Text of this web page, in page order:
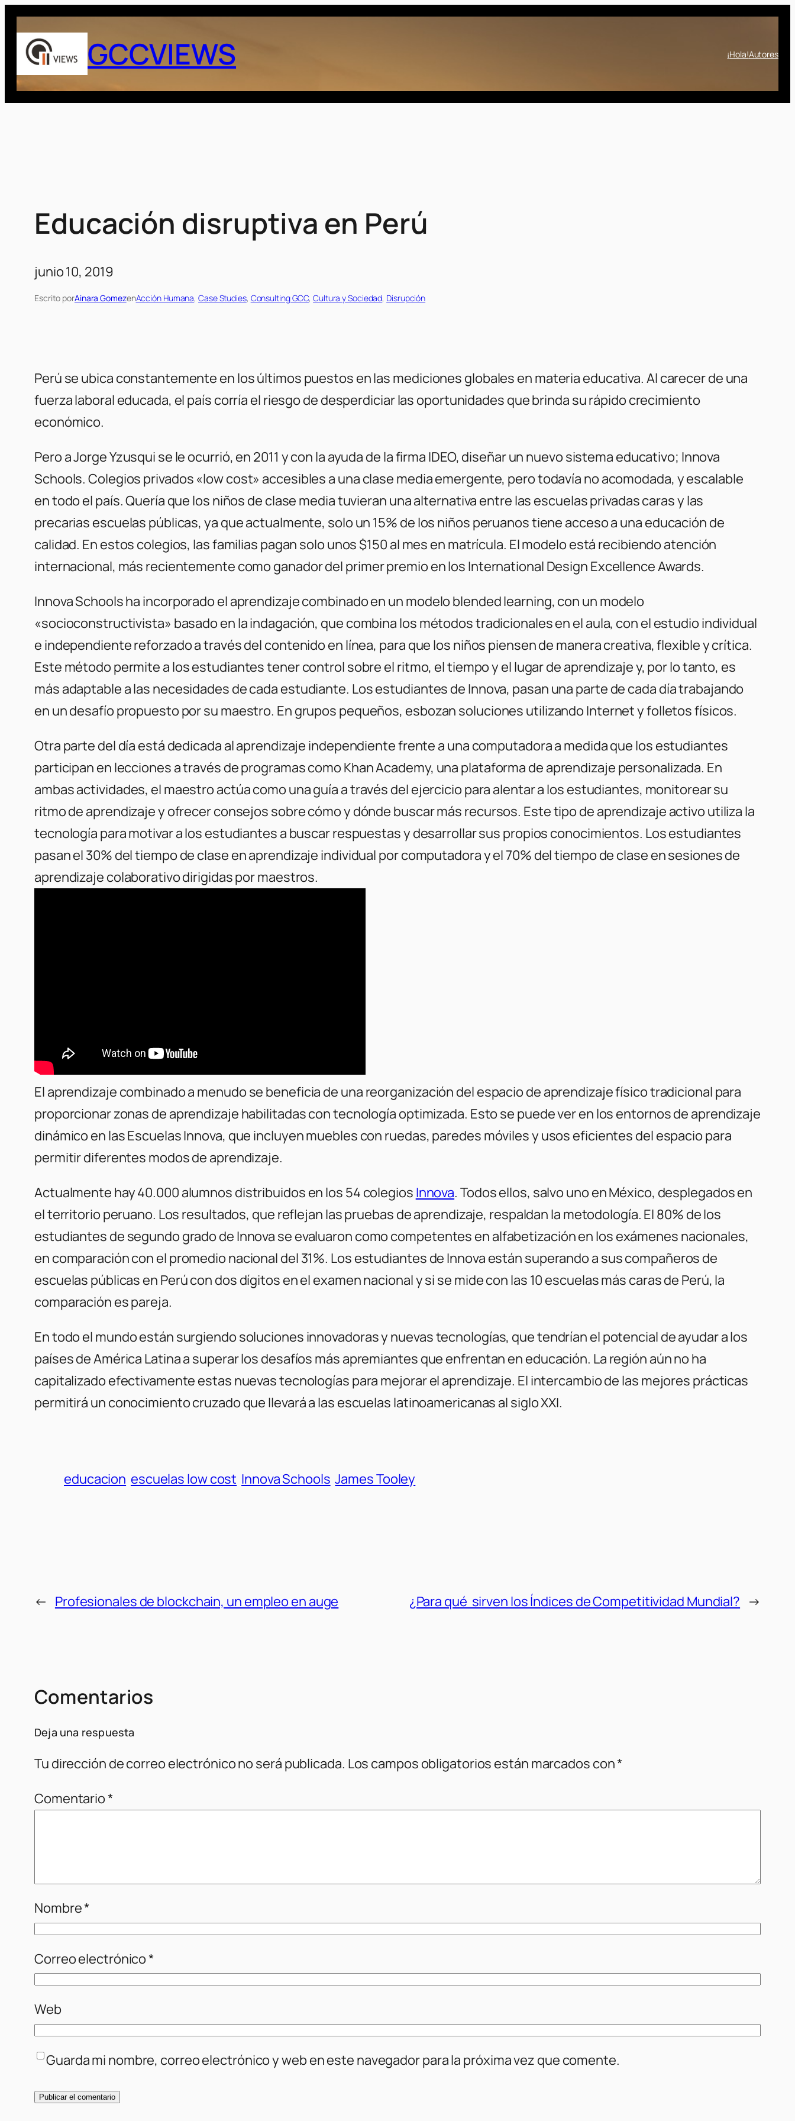
Saltar
contenido
GCCVIEWS ¡Hola!Autores
Educación disruptiva en Perú
junio 10, 2019
Escrito porAinara GomezenAcción Humana, Case Studies, Consulting GCC, Cultura y Sociedad, Disrupción
Perú se ubica constantemente en los últimos puestos en las mediciones globales en materia educativa. Al carecer de una
fuerza laboral educada, el país corría el riesgo de desperdiciar las oportunidades que brinda su rápido crecimiento
económico.
Pero a Jorge Yzusqui se le ocurrió, en 2011 y con la ayuda de la firma IDEO, diseñar un nuevo sistema educativo; Innova
Schools.Colegios privados «low cost» accesibles a una clase media emergente, pero todavía no acomodada, y escalable
en todo el país. Quería que los niños de clase media tuvieran una alternativa entre las escuelas privadas caras y las
precarias escuelas públicas, ya que actualmente, solo un 15% de los niños peruanos tiene acceso a una educación de
calidad. En estos colegios, las familias pagan solo unos $150 al mes en matrícula. El modelo está recibiendo atención
internacional, más recientemente como ganador del primer premio en los International Design Excellence Awards.
Innova Schools ha incorporado el aprendizaje combinado en un modelo blended learning, con un modelo
«socioconstructivista» basado en la indagación, que combina los métodos tradicionales en el aula, con el estudio individual
e independiente reforzado a través del contenido en línea, para que los niños piensen de manera creativa, flexible y crítica.
Este método permite a los estudiantes tener control sobre el ritmo, el tiempo y el lugar de aprendizaje y, por lo tanto, es
más adaptable a las necesidades de cada estudiante. Los estudiantes de Innova, pasan una parte de cada día trabajando
en un desafío propuesto por su maestro. En grupos pequeños, esbozan soluciones utilizando Internet y folletos físicos.
Otra parte del día está dedicada al aprendizaje independiente frente a una computadora a medida que los estudiantes
participan en lecciones a través de programas como Khan Academy, una plataforma de aprendizaje personalizada. En
ambas actividades, el maestro actúa como una guía a través del ejercicio para alentar a los estudiantes, monitorear su
ritmo de aprendizaje y ofrecer consejos sobre cómo y dónde buscar más recursos. Este tipo de aprendizaje activo utiliza la
tecnología para motivar a los estudiantes a buscar respuestas y desarrollar sus propios conocimientos. Los estudiantes
pasan el 30% del tiempo de clase en aprendizaje individual por computadora y el 70% del tiempo de clase en sesiones de
aprendizaje colaborativo dirigidas por maestros.
El aprendizaje combinado a menudo se beneficia de una reorganización del espacio de aprendizaje físico tradicional para
proporcionar zonas de aprendizaje habilitadas con tecnología optimizada. Esto se puede ver en los entornos de aprendizaje
dinámico en las Escuelas Innova, que incluyen muebles con ruedas, paredes móviles y usos eficientes del espacio para
permitir diferentes modos de aprendizaje.
Actualmente hay 40.000 alumnos distribuidos en los 54 colegios Innova. Todos ellos, salvo uno en México, desplegados en
el territorio peruano. Los resultados, que reflejan las pruebas de aprendizaje, respaldan la metodología. El 80% de los
estudiantes de segundo grado de Innova se evaluaron como competentes en alfabetización en los exámenes nacionales,
en comparación con el promedio nacional del 31%. Los estudiantes de Innova están superando a sus compañeros de
escuelas públicas en Perú con dos dígitos en el examen nacional y si se mide con las 10 escuelas más caras de Perú, la
comparación es pareja.
En todo el mundo están surgiendo soluciones innovadoras y nuevas tecnologías, que tendrían el potencial de ayudar a los
países de América Latina a superar los desafíos más apremiantes que enfrentan en educación. La región aún no ha
capitalizado efectivamente estas nuevas tecnologías para mejorar el aprendizaje. El intercambio de las mejores prácticas
permitirá un conocimiento cruzado que llevará a las escuelas latinoamericanas al siglo XXI.
educacion escuelas low cost Innova Schools James Tooley
← Profesionales de blockchain, un empleo en auge ¿Para qué sirven los Índices de Competitividad Mundial? →
Comentarios
Deja una respuesta
Tu dirección de correo electrónico no será publicada. Los campos obligatorios están marcados con*
Comentario*
Nombre*
Correo electrónico*
Web
Guarda mi nombre, correo electrónico y web en este navegador para la próxima vez que comente.